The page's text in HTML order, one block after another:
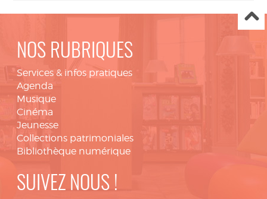
NOS RUBRIQUES
Services & infos pratiques
Agenda
Musique
Cinéma
Jeunesse
Collections patrimoniales
Bibliothèque numérique
SUIVEZ NOUS !